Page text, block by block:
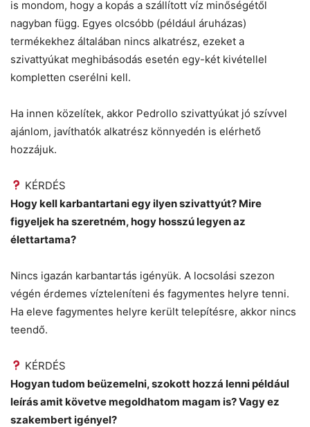
is mondom, hogy a kopás a szállított víz minőségétől
nagyban függ. Egyes olcsóbb (például áruházas)
termékekhez általában nincs alkatrész, ezeket a
szivattyúkat meghibásodás esetén egy-két kivétellel
kompletten cserélni kell.
Ha innen közelítek, akkor Pedrollo szivattyúkat jó szívvel
ajánlom, javíthatók alkatrész könnyedén is elérhető
hozzájuk.
KÉRDÉS
Hogy kell karbantartani egy ilyen szivattyút? Mire
figyeljek ha szeretném, hogy hosszú legyen az
élettartama?
Nincs igazán karbantartás igényük. A locsolási szezon
végén érdemes vízteleníteni és fagymentes helyre tenni.
Ha eleve fagymentes helyre került telepítésre, akkor nincs
teendő.
KÉRDÉS
Hogyan tudom beüzemelni, szokott hozzá lenni például
leírás amit követve megoldhatom magam is? Vagy ez
szakembert igényel?